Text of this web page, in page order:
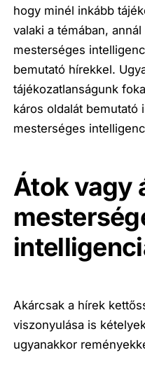
hogy minél inkább
valaki a témában,
mesterséges
bemutató hírekkel.
tájékozatlanságunk
káros oldalát bemutató
mesterséges
Átok vagy
Akárcsak a hírek
viszonyulása is
ugyanakkor